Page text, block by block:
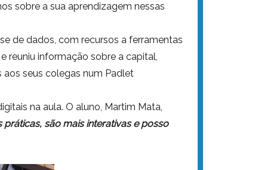
sobre a sua aprendizagem nessas
de dados, com recursos a ferramentas
reuniu informação sobre a capital,
seus colegas num Padlet
na aula. O aluno, Martim Mata,
são mais interativas e posso